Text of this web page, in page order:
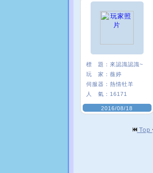
標 題： 來認識認識~
玩 家： 薇婷
伺服器： 熱情牡羊
人 氣： 16171
2016/08/18
Top